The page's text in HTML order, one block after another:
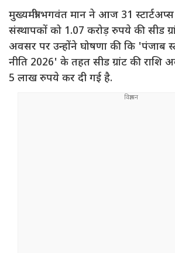
मुख्यमंत्री भगवंत मान ने आज 31
संस्थापकों को 1.07 करोड़ रुपये की सीड
अवसर पर उन्होंने घोषणा की कि 'पंजाब
नीति 2026' के तहत सीड ग्रांट की
5 लाख रुपये कर दी गई है.